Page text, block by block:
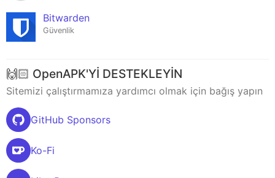
Bitwarden
Güvenlik
🙌🏻 OpenAPK'Yİ DESTEKLEYİN
Sitemizi çalıştırmamıza yardımcı olmak için bağış yapın
GitHub Sponsors
Ko-Fi